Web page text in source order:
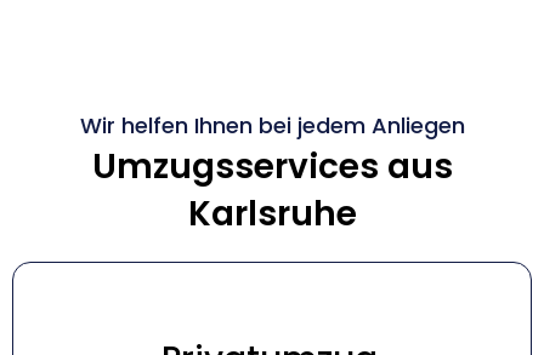
Wir helfen Ihnen bei jedem Anliegen
Umzugsservices aus
Karlsruhe